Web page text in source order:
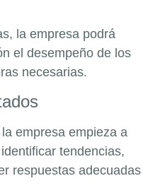
la empresa podrá
el desempeño de los
necesarias.
empresa empieza a
tendencias,
respuestas adecuadas